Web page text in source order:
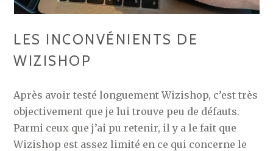
LES INCONVÉNIENTS DE
WIZISHOP
Après avoir testé longuement Wizishop, c’est très
objectivement que je lui trouve peu de défauts.
Parmi ceux que j’ai pu retenir, il y a le fait que
Wizishop est assez limité en ce qui concerne le